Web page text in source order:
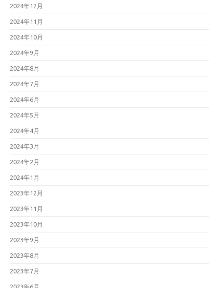
2024年12月
2024年11月
2024年10月
2024年9月
2024年8月
2024年7月
2024年6月
2024年5月
2024年4月
2024年3月
2024年2月
2024年1月
2023年12月
2023年11月
2023年10月
2023年9月
2023年8月
2023年7月
2023年6月